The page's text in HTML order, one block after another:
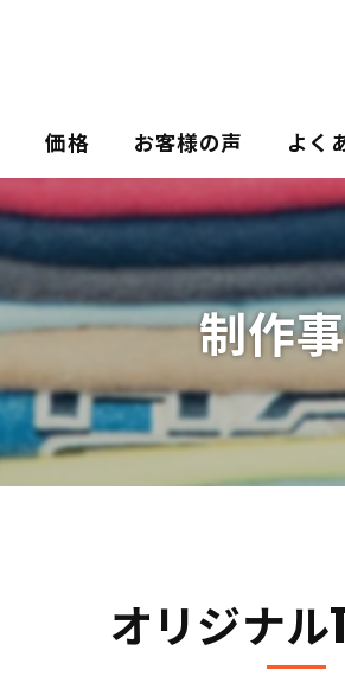
価格 お客様の声 よく
制作
オリジナル